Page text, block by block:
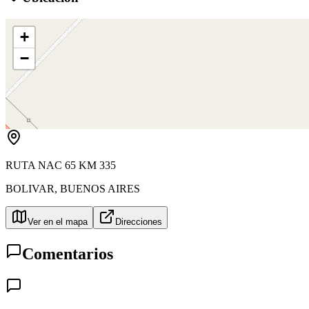
+
−
RUTA NAC 65 KM 335
BOLIVAR, BUENOS AIRES
Ver en el mapa Direcciones
Comentarios